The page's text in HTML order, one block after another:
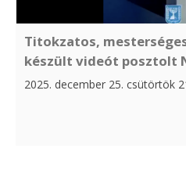
Titokzatos,
készült videót posztolt
2025. december 25. csütörtök